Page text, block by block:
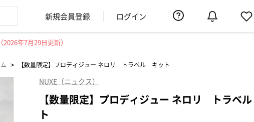
新規会員登録 ログイン
年7月29日更新）
> 【数量限定】プロディジュー ネロリ トラベル キット
NUXE（ニュクス）
【数量限定】プロディジュー ネロリ トラベ
ト